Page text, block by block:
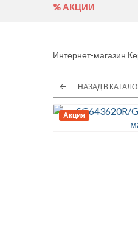
% АКЦИИ
Интернет-магазин
НАЗАД В
Акция